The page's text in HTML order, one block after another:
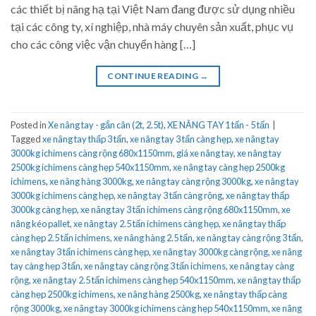
các thiết bị nâng hạ tại Việt Nam đang được sử dụng nhiều
tại các công ty, xí nghiệp, nhà máy chuyên sản xuất, phục vụ
cho các công việc vận chuyển hàng […]
CONTINUE READING →
Posted inXe nâng tay - gắn cân (2t, 2.5t),XE NÂNG TAY 1 tấn - 5 tấn
Taggedxe nâng tay thấp 3 tấn,xe nâng tay 3 tấn càng hẹp,xe nâng tay
3000kg ichimens càng rộng 680x1150mm, giá xe nâng tay,xe nâng tay
2500kg ichimens càng hẹp 540x1150mm,xe nâng tay càng hẹp 2500kg
ichimens,xe nâng hàng 3000kg,xe nâng tay càng rộng 3000kg,xe nâng tay
3000kg ichimens càng hẹp,xe nâng tay 3 tấn càng rộng,xe nâng tay thấp
3000kg càng hẹp,xe nâng tay 3 tấn ichimens càng rộng 680x1150mm,xe
nâng kéo pallet,xe nâng tay 2.5 tấn ichimens càng hẹp,xe nâng tay thấp
càng hẹp 2.5 tấn ichimens,xe nâng hàng 2.5 tấn,xe nâng tay càng rộng 3 tấn,
xe nâng tay 3 tấn ichimens càng hẹp,xe nâng tay 3000kg càng rộng,xe nâng
tay càng hẹp 3 tấn,xe nâng tay càng rộng 3 tấn ichimens,xe nâng tay càng
rộng,xe nâng tay 2.5 tấn ichimens càng hẹp 540x1150mm,xe nâng tay thấp
càng hẹp 2500kg ichimens,xe nâng hàng 2500kg,xe nâng tay thấp càng
rộng 3000kg,xe nâng tay 3000kg ichimens càng hẹp 540x1150mm,xe nâng